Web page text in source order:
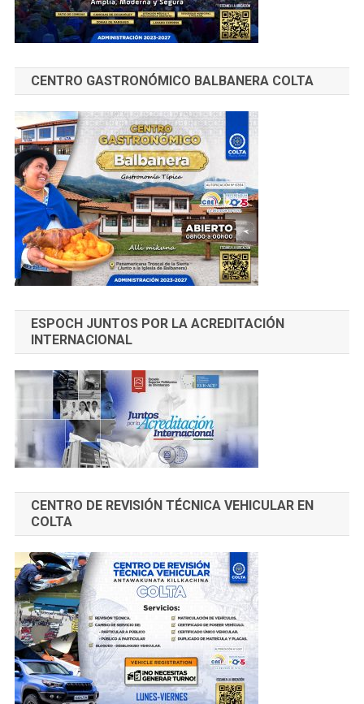
CENTRO GASTRONÓMICO BALBANERA COLTA
ESPOCH JUNTOS POR LA ACREDITACIÓN
INTERNACIONAL
CENTRO DE REVISIÓN TÉCNICA VEHICULAR EN
COLTA